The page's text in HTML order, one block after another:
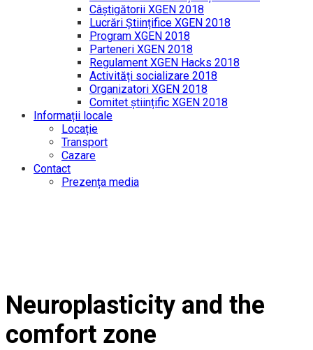
Câștigătorii XGEN 2018
Lucrări Științifice XGEN 2018
Program XGEN 2018
Parteneri XGEN 2018
Regulament XGEN Hacks 2018
Activități socializare 2018
Organizatori XGEN 2018
Comitet științific XGEN 2018
Informații locale
Locație
Transport
Cazare
Contact
Prezența media
Neuroplasticity and the
comfort zone